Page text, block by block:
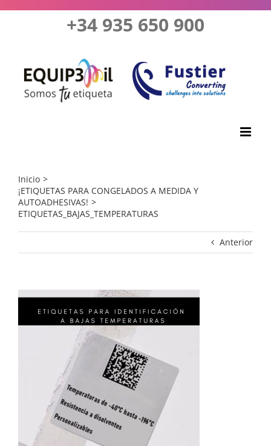
+34 935 650 900
Inicio
¡ETIQUETAS PARA CONGELADOS A MEDIDA Y
AUTOADHESIVAS!
ETIQUETAS_BAJAS_TEMPERATURAS
Anterior